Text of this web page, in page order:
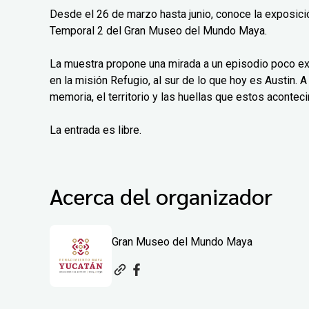
Desde el 26 de marzo hasta junio, conoce la
Temporal 2 del Gran Museo del Mundo Maya.
La muestra propone una mirada a un episodio poco
en la misión Refugio, al sur de lo que hoy es Austin.
memoria, el territorio y las huellas que estos
La entrada es libre.
Acerca del organizador
Gran Museo del Mundo Maya